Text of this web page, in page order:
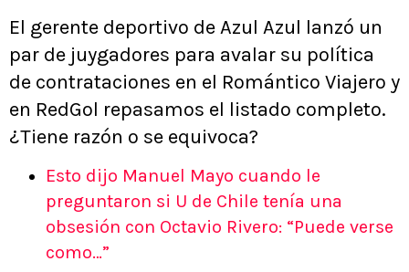
El gerente deportivo de Azul Azul lanzó un
par de juygadores para avalar su política
de contrataciones en el Romántico Viajero y
en RedGol repasamos el listado completo.
¿Tiene razón o se equivoca?
Esto dijo Manuel Mayo cuando le
preguntaron si U de Chile tenía una
obsesión con Octavio Rivero: “Puede verse
como…”